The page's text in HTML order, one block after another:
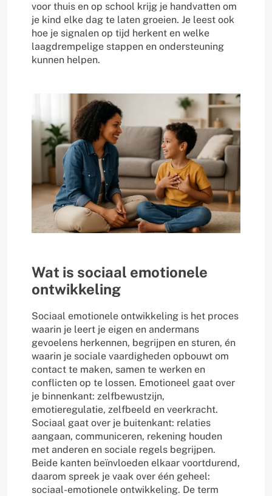
voor thuis en op school krijg je handvatten om
je kind elke dag te laten groeien. Je leest ook
hoe je signalen op tijd herkent en welke
laagdrempelige stappen en ondersteuning
kunnen helpen.
Wat is sociaal emotionele
ontwikkeling
Sociaal emotionele ontwikkeling is het proces
waarin je leert je eigen en andermans
gevoelens herkennen, begrijpen en sturen, én
waarin je sociale vaardigheden opbouwt om
contact te maken, samen te werken en
conflicten op te lossen. Emotioneel gaat over
je binnenkant: zelfbewustzijn,
emotieregulatie, zelfbeeld en veerkracht.
Sociaal gaat over je buitenkant: relaties
aangaan, communiceren, rekening houden
met anderen en sociale regels begrijpen.
Beide kanten beïnvloeden elkaar voortdurend,
daarom spreek je vaak over één geheel:
sociaal-emotionele ontwikkeling. De term